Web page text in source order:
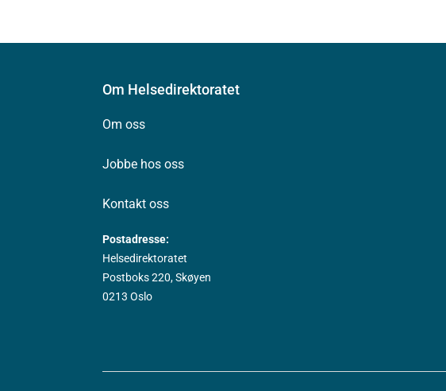
Om Helsedirektoratet
Om oss
Jobbe hos oss
Kontakt oss
Postadresse:
Helsedirektoratet
Postboks 220, Skøyen
0213 Oslo